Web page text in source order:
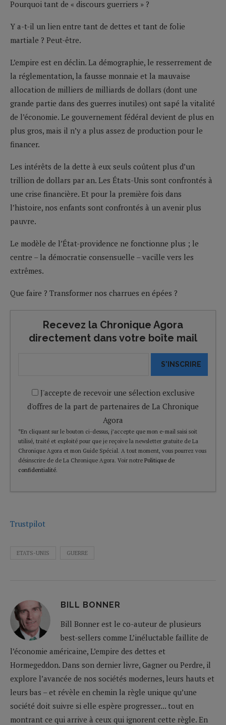
Pourquoi tant de « discours guerriers » ?
Y a-t-il un lien entre tant de dettes et tant de folie
martiale ? Peut-être.
L’empire est en déclin. La démographie, le resserrement de
la réglementation, la fausse monnaie et la mauvaise
allocation de milliers de milliards de dollars (dont une
grande partie dans des guerres inutiles) ont sapé la vitalité
de l’économie. Le gouvernement fédéral devient de plus en
plus gros, mais il n’y a plus assez de production pour le
financer.
Les intérêts de la dette à eux seuls coûtent plus d’un
trillion de dollars par an. Les États-Unis sont confrontés à
une crise financière. Et pour la première fois dans
l’histoire, nos enfants sont confrontés à un avenir plus
pauvre.
Le modèle de l’État-providence ne fonctionne plus ; le
centre – la démocratie consensuelle – vacille vers les
extrêmes.
Que faire ? Transformer nos charrues en épées ?
Recevez la Chronique Agora
directement dans votre boîte mail
S'INSCRIRE
J'accepte de recevoir une sélection exclusive
d'offres de la part de partenaires de La Chronique
Agora
*En cliquant sur le bouton ci-dessus, j’accepte que mon e-mail saisi soit
utilisé, traité et exploité pour que je reçoive la newsletter gratuite de La
Chronique Agora et mon Guide Spécial. A tout moment, vous pourrez vous
désinscrire de de La Chronique Agora. Voir notre Politique de
confidentialité.
Trustpilot
ETATS-UNIS GUERRE
BILL BONNER
Bill Bonner est le co-auteur de plusieurs
best-sellers comme L’inéluctable faillite de
l’économie américaine, L’empire des dettes et
Hormegeddon. Dans son dernier livre, Gagner ou Perdre, il
explore l’avancée de nos sociétés modernes, leurs hauts et
leurs bas – et révèle en chemin la règle unique qu’une
société doit suivre si elle espère progresser... tout en
montrant ce qui arrive à ceux qui ignorent cette règle. En